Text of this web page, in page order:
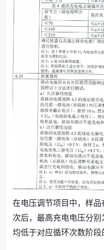
在电压调节项目中，样
次后，最高充电电压分
均低于对应循环次数阶段